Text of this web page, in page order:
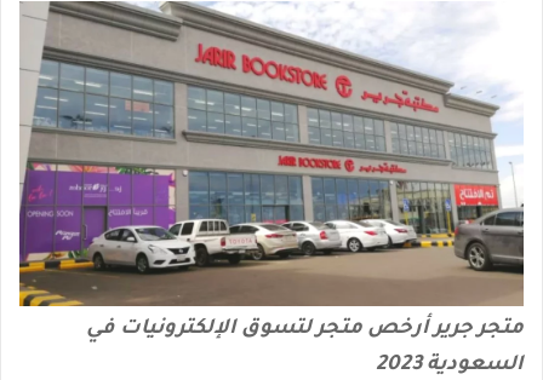
متجر جرير أرخص متجر لتسوق الإلكترونيات في
السعودية 2023